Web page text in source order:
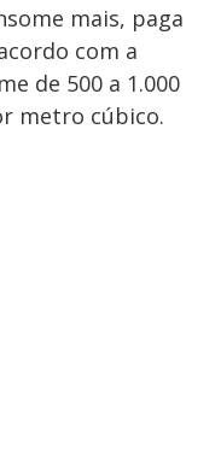
mais, paga
com a
de 500 a 1.000
metro cúbico.